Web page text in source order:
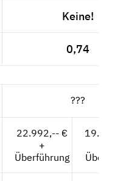
Keine!
0,74
???
22.992,-- €
+
Überführung